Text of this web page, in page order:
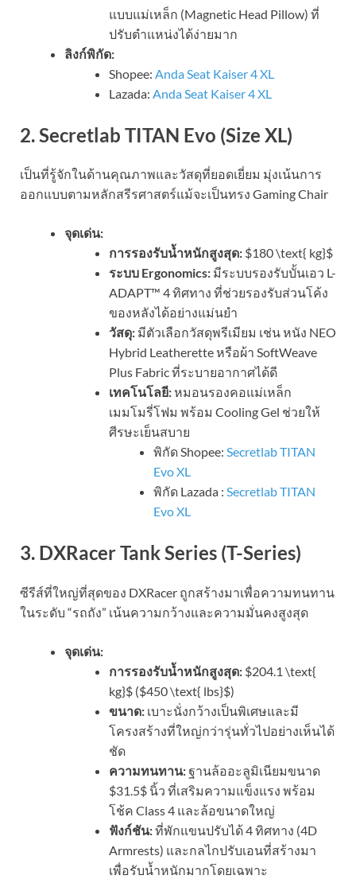
แบบแม่เหล็ก (Magnetic Head Pillow) ที่
ปรับตำแหน่งได้ง่ายมาก
ลิงก์พิกัด:
Shopee: Anda Seat Kaiser 4 XL
Lazada: Anda Seat Kaiser 4 XL
2. Secretlab TITAN Evo (Size XL)
เป็นที่รู้จักในด้านคุณภาพและวัสดุที่ยอดเยี่ยม มุ่งเน้นการ
ออกแบบตามหลักสรีรศาสตร์แม้จะเป็นทรง Gaming Chair
จุดเด่น:
การรองรับน้ำหนักสูงสุด: $180 \text{ kg}$
ระบบ Ergonomics: มีระบบรองรับบั้นเอว L-
ADAPT™ 4 ทิศทาง ที่ช่วยรองรับส่วนโค้ง
ของหลังได้อย่างแม่นยำ
วัสดุ: มีตัวเลือกวัสดุพรีเมียม เช่น หนัง NEO
Hybrid Leatherette หรือผ้า SoftWeave
Plus Fabric ที่ระบายอากาศได้ดี
เทคโนโลยี:หมอนรองคอแม่เหล็ก
เมมโมรี่โฟม พร้อม Cooling Gel ช่วยให้
ศีรษะเย็นสบาย
พิกัด Shopee: Secretlab TITAN
Evo XL
พิกัด Lazada : Secretlab TITAN
Evo XL
3. DXRacer Tank Series (T-Series)
ซีรีส์ที่ใหญ่ที่สุดของ DXRacer ถูกสร้างมาเพื่อความทนทาน
ในระดับ “รถถัง” เน้นความกว้างและความมั่นคงสูงสุด
จุดเด่น:
การรองรับน้ำหนักสูงสุด: $204.1 \text{
kg}$ ($450 \text{ lbs}$)
ขนาด: เบาะนั่งกว้างเป็นพิเศษและมี
โครงสร้างที่ใหญ่กว่ารุ่นทั่วไปอย่างเห็นได้
ชัด
ความทนทาน:ฐานล้ออะลูมิเนียมขนาด
$31.5$ นิ้ว ที่เสริมความแข็งแรง พร้อม
โช้ค Class 4 และล้อขนาดใหญ่
ฟังก์ชัน:ที่พักแขนปรับได้ 4 ทิศทาง (4D
Armrests) และกลไกปรับเอนที่สร้างมา
เพื่อรับน้ำหนักมากโดยเฉพาะ